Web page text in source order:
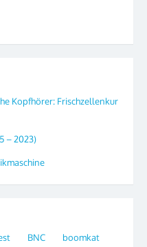
Kopfhörer: Frischzellenkur
– 2023)
BNC boomkat